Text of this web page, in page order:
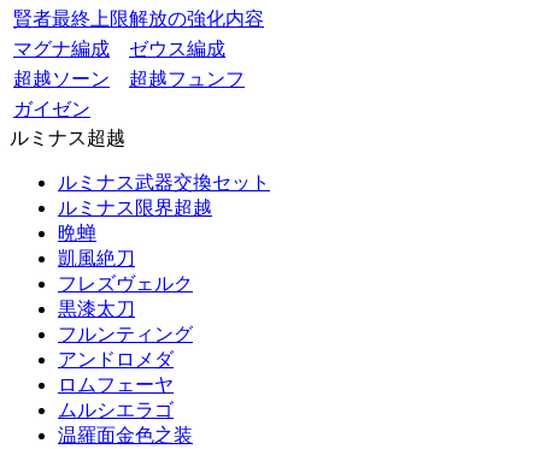
賢者最終上限解放の強化内容
マグナ編成
ゼウス編成
超越ソーン
超越フュンフ
ガイゼン
ルミナス超越
ルミナス武器交換セット
ルミナス限界超越
晩蝉
凱風絶刀
フレズヴェルク
黒漆太刀
フルンティング
アンドロメダ
ロムフェーヤ
ムルシエラゴ
温羅面金色之装